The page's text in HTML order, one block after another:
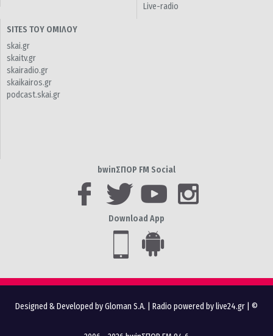
Live-radio
SITES ΤΟΥ ΟΜΙΛΟΥ
skai.gr
skaitv.gr
skairadio.gr
skaikairos.gr
podcast.skai.gr
bwinΣΠΟΡ FM Social
Download App
Designed & Developed by Gloman S.A. Radio powered by live24.gr | ©